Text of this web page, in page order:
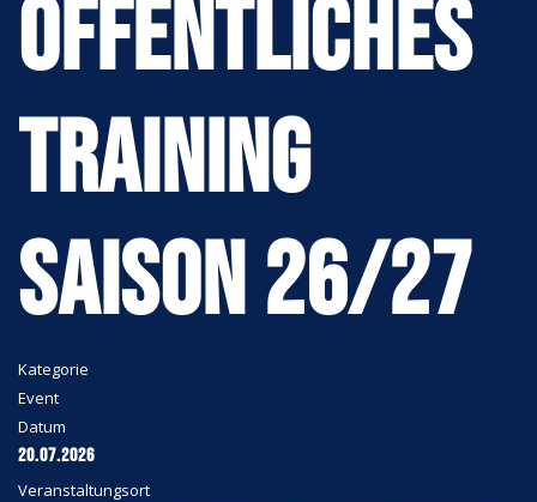
ÖFFENTLICHES
TRAINING
SAISON 26/27
Kategorie
Event
Datum
20.07.2026
Veranstaltungsort